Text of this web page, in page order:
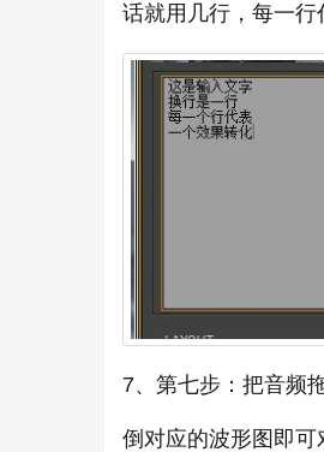
话就用几行，每一行
7、第七步：把音频
倒对应的波形图即可